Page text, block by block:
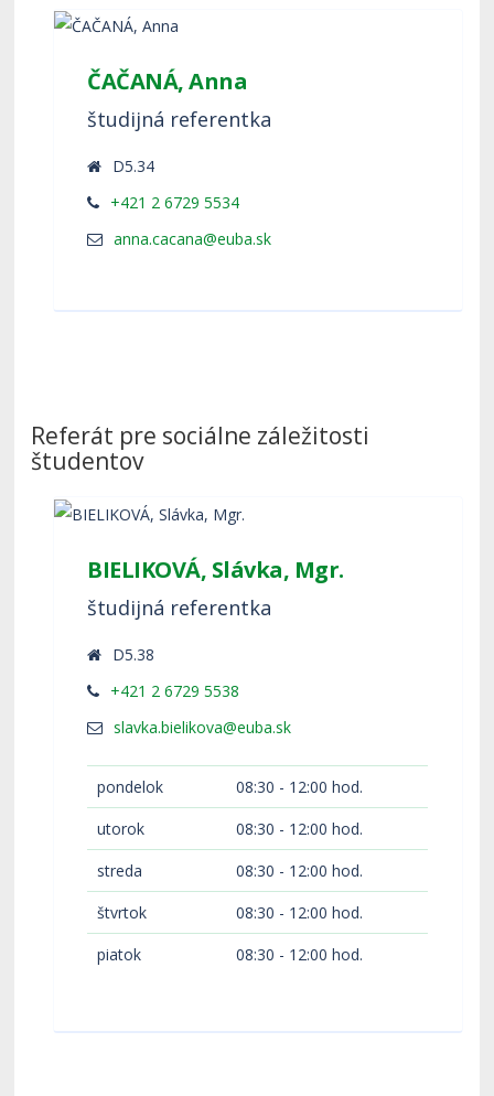
ČAČANÁ, Anna
študijná referentka
D5.34
+421 2 6729 5534
Referát pre sociálne záležitosti
študentov
BIELIKOVÁ, Slávka, Mgr.
študijná referentka
D5.38
+421 2 6729 5538
pondelok
08:30 - 12:00 hod.
utorok
08:30 - 12:00 hod.
streda
08:30 - 12:00 hod.
štvrtok
08:30 - 12:00 hod.
piatok
08:30 - 12:00 hod.